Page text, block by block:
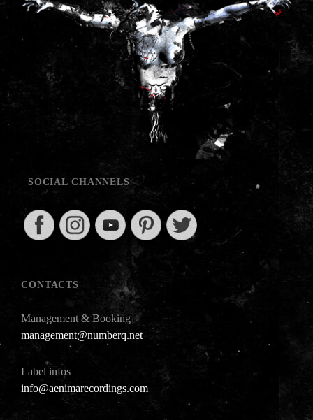
SOCIAL CHANNELS
CONTACTS
Management & Booking
management@numberq.net
Label infos
info@aenimarecordings.com